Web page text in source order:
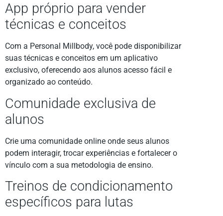
App próprio para vender
técnicas e conceitos
Com a Personal Millbody, você pode disponibilizar
suas técnicas e conceitos em um aplicativo
exclusivo, oferecendo aos alunos acesso fácil e
organizado ao conteúdo.
Comunidade exclusiva de
alunos
Crie uma comunidade online onde seus alunos
podem interagir, trocar experiências e fortalecer o
vínculo com a sua metodologia de ensino.
Treinos de condicionamento
específicos para lutas